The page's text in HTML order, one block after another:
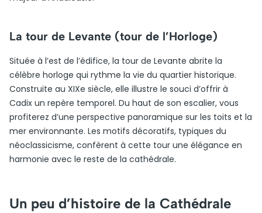
La tour de Levante (tour de l’Horloge)
Située à l’est de l’édifice, la tour de Levante abrite la
célèbre horloge qui rythme la vie du quartier historique.
Construite au XIXe siècle, elle illustre le souci d’offrir à
Cadix un repère temporel. Du haut de son escalier, vous
profiterez d’une perspective panoramique sur les toits et la
mer environnante. Les motifs décoratifs, typiques du
néoclassicisme, confèrent à cette tour une élégance en
harmonie avec le reste de la cathédrale.
Un peu d’histoire de la Cathédrale